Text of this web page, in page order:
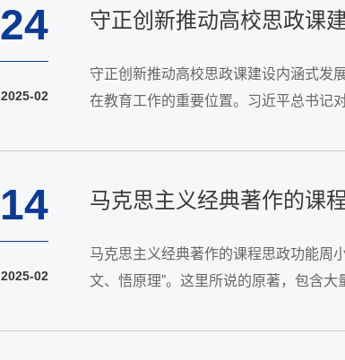
24
2025-02
守正创新推动高校思政课
守正创新推动高校思政课建设内涵式发
在教育工作的重要位置。习近平总书记
14
2025-02
马克思主义经典著作的课
马克思主义经典著作的课程思政功能周
文、悟原理”。这里所说的原著，包含